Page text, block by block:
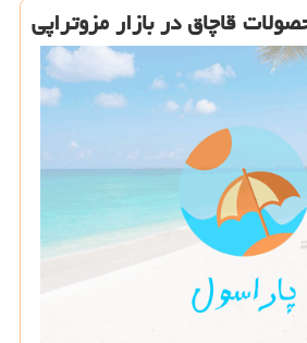
قاچاق در بازار مزوتراپی